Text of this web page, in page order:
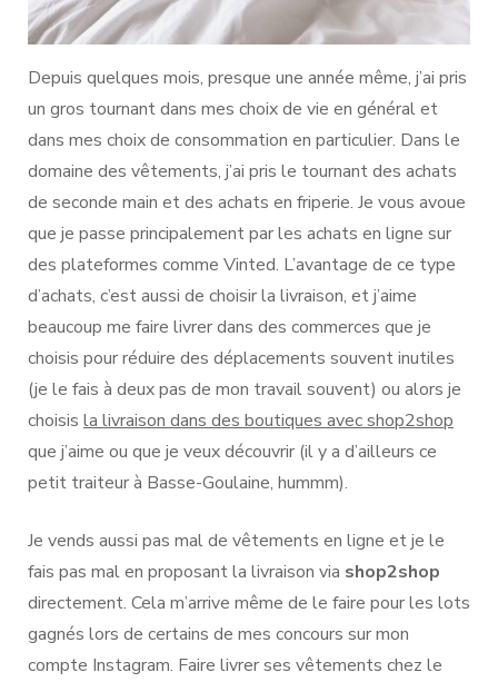
Depuis quelques mois, presque une année même, j’ai pris
un gros tournant dans mes choix de vie en général et
dans mes choix de consommation en particulier. Dans le
domaine des vêtements, j’ai pris le tournant des achats
de seconde main et des achats en friperie. Je vous avoue
que je passe principalement par les achats en ligne sur
des plateformes comme Vinted. L’avantage de ce type
d’achats, c’est aussi de choisir la livraison, et j’aime
beaucoup me faire livrer dans des commerces que je
choisis pour réduire des déplacements souvent inutiles
(je le fais à deux pas de mon travail souvent) ou alors je
choisis la livraison dans des boutiques avec shop2shop
que j’aime ou que je veux découvrir (il y a d’ailleurs ce
petit traiteur à Basse-Goulaine, hummm).
Je vends aussi pas mal de vêtements en ligne et je le
fais pas mal en proposant la livraison via shop2shop
directement. Cela m’arrive même de le faire pour les lots
gagnés lors de certains de mes concours sur mon
compte Instagram. Faire livrer ses vêtements chez le